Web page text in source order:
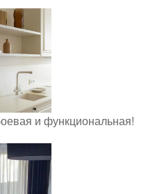
и функциональная!